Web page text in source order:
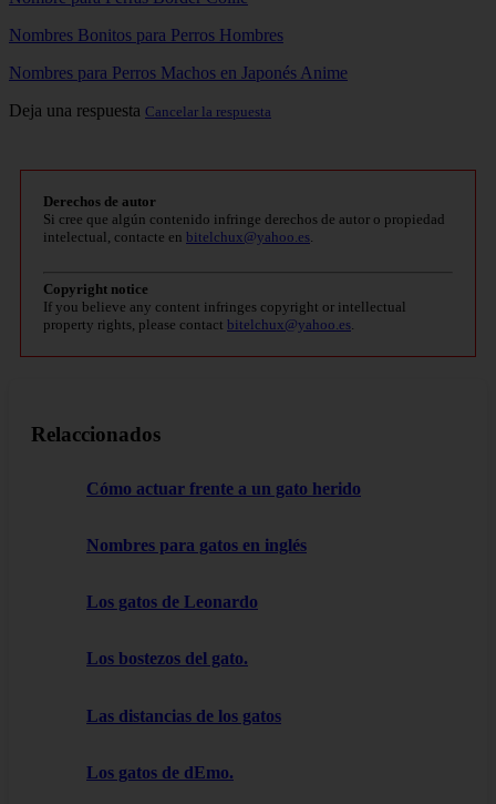
Nombres Bonitos para Perros Hombres
Nombres para Perros Machos en Japonés Anime
Deja una respuesta Cancelar la respuesta
Derechos de autor
Si cree que algún contenido infringe derechos de autor o propiedad
intelectual, contacte en bitelchux@yahoo.es.
Copyright notice
If you believe any content infringes copyright or intellectual
property rights, please contact bitelchux@yahoo.es.
Relaccionados
Cómo actuar frente a un gato herido
Nombres para gatos en inglés
Los gatos de Leonardo
Los bostezos del gato.
Las distancias de los gatos
Los gatos de dEmo.